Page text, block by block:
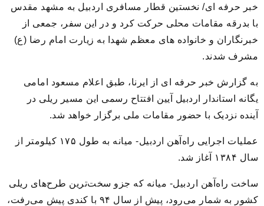
خبر حرفه ای/ نخستین قطار مسافری اردبیل به مشهد مقدس
با بدرقه مقامات محلی حرکت کرد و در این سفر، جمعی از
خبرنگاران و خانواده های معظم شهدا به زیارت امام رضا (ع)
مشرف شدند.
به گزارش خبر حرفه ای از ایرنا، طبق اعلام مسعود امامی
یگانه استاندار اردبیل آیین افتتاح رسمی این مسیر ریلی در
آینده نزدیک با حضور مقامات ملی برگزار خواهد شد.
عملیات اجرایی راه‌آهن اردبیل- میانه به طول ۱۷۵ کیلومتر از
سال ۱۳۸۴ آغاز شد.
ساخت راه‌آهن اردبیل- میانه که جزو سخت‌ترین طرح‌های ریلی
کشور به شمار می‌رود، پیش از سال ۹۴ با کندی پیش می‌رفت،